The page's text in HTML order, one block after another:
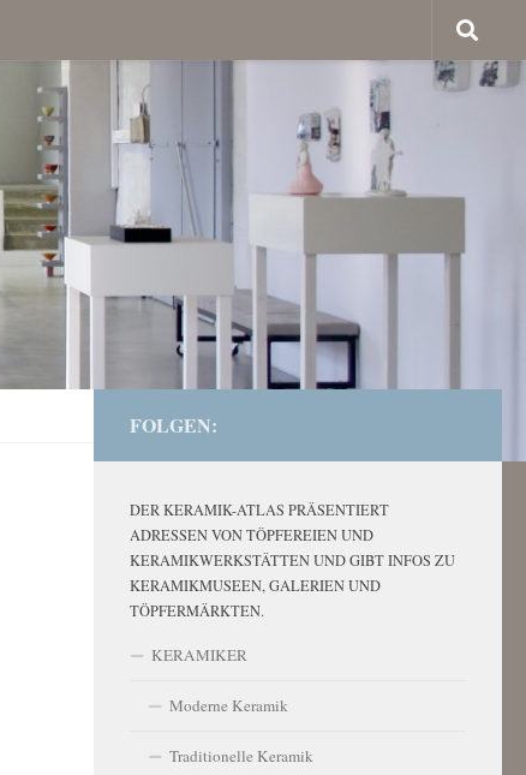
FOLGEN:
DER KERAMIK-ATLAS PRÄSENTIERT
ADRESSEN VON TÖPFEREIEN UND
KERAMIKWERKSTÄTTEN UND GIBT INFOS ZU
KERAMIKMUSEEN, GALERIEN UND
TÖPFERMÄRKTEN.
KERAMIKER
Moderne Keramik
Traditionelle Keramik